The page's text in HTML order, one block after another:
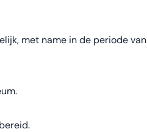
met name in de periode van